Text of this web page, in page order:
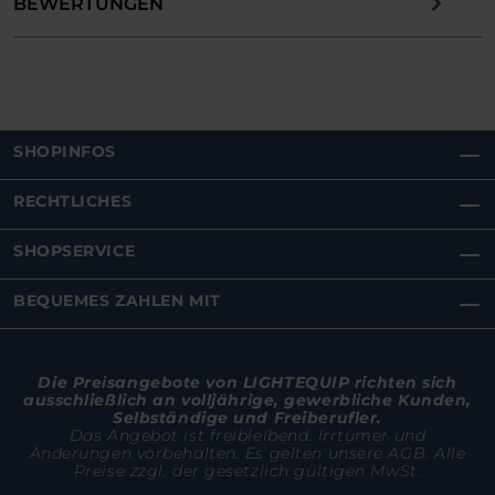
SHOPINFOS
RECHTLICHES
SHOPSERVICE
BEQUEMES ZAHLEN MIT
Die Preisangebote von LIGHTEQUIP richten sich
ausschließlich an volljährige, gewerbliche Kunden,
Selbständige und Freiberufler.
Das Angebot ist freibleibend. Irrtümer und
Änderungen vorbehalten. Es gelten unsere AGB. Alle
Preise zzgl. der gesetzlich gültigen MwSt.